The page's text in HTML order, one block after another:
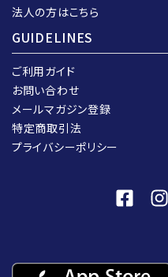
法人の方はこちら
GUIDELINES
ご利用ガイド
お問い合わせ
メールマガジン登録
特定商取引法
プライバシーポリシー